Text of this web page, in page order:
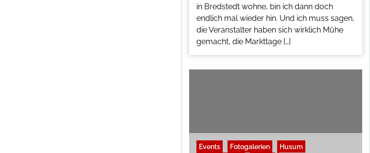
in Bredstedt wohne, bin ich dann doch
endlich mal wieder hin. Und ich muss sagen,
die Veranstalter haben sich wirklich Mühe
gemacht, die Markttage […]
Events Fotogalerien Husum